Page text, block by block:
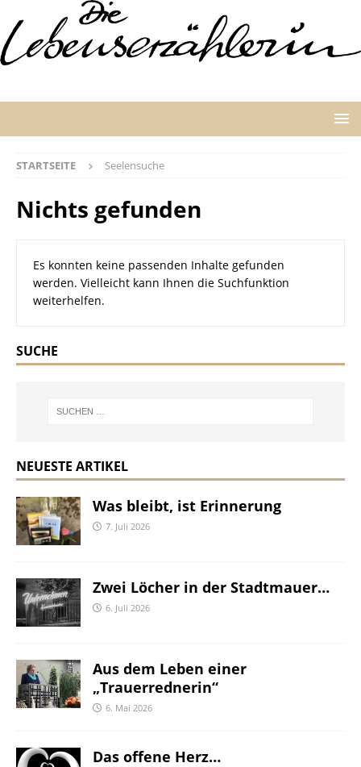
STARTSEITE Seelensuche
Nichts gefunden
Es konnten keine passenden Inhalte gefunden
werden. Vielleicht kann Ihnen die Suchfunktion
weiterhelfen.
SUCHE
NEUESTE ARTIKEL
Was bleibt, ist Erinnerung
7. Juli 2026
Zwei Löcher in der Stadtmauer…
6. Juli 2026
Aus dem Leben einer
„Trauerrednerin“
6. Mai 2026
Das offene Herz…